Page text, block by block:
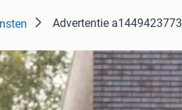
Advertentie a1449423773